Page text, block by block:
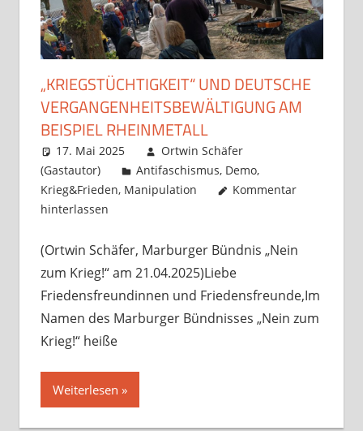
„KRIEGSTÜCHTIGKEIT“ UND DEUTSCHE
VERGANGENHEITSBEWÄLTIGUNG AM
BEISPIEL RHEINMETALL
17. Mai 2025
Ortwin Schäfer
(Gastautor)
Antifaschismus, Demo,
Krieg&Frieden, Manipulation
Kommentar
hinterlassen
(Ortwin Schäfer, Marburger Bündnis „Nein
zum Krieg!“ am 21.04.2025)Liebe
Friedensfreundinnen und Friedensfreunde,Im
Namen des Marburger Bündnisses „Nein zum
Krieg!“ heiße
Weiterlesen